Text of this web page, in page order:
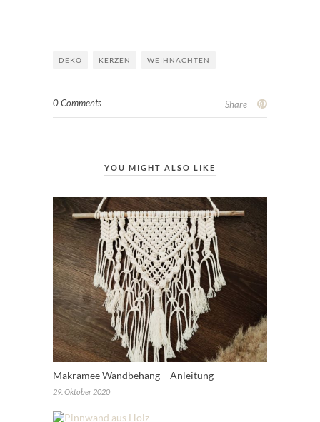
DEKO KERZEN WEIHNACHTEN
0 Comments Share
YOU MIGHT ALSO LIKE
Makramee Wandbehang – Anleitung
29. Oktober 2020